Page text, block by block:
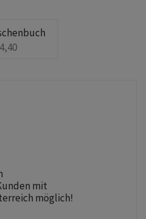
mit
möglich!